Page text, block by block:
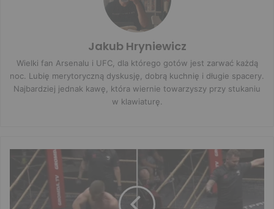
Jakub Hryniewicz
Wielki fan Arsenalu i UFC, dla którego gotów jest zarwać każdą
noc. Lubię merytoryczną dyskusję, dobrą kuchnię i długie spacery.
Najbardziej jednak kawę, która wiernie towarzyszy przy stukaniu
w klawiaturę.